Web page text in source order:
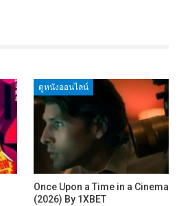
ดูหนังออนไลน์
Once Upon a Time in a Cinema
(2026) By 1XBET